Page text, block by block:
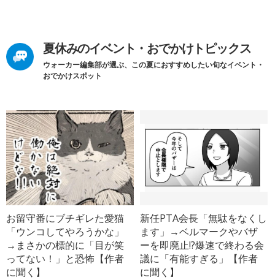
夏休みのイベント・おでかけトピックス
ウォーカー編集部が選ぶ、この夏におすすめしたい旬なイベント・
おでかけスポット
お留守番にブチギレた愛猫
「ウンコしてやろうかな」
→まさかの標的に「目が笑
ってない！」と恐怖【作者
に聞く】
新任PTA会長「無駄をなくし
ます」→ベルマークやバザ
ーを即廃止!?爆速で終わる会
議に「有能すぎる」【作者
に聞く】